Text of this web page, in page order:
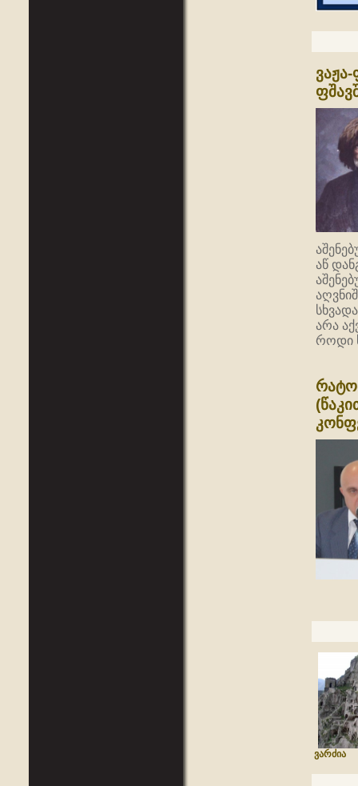
აწ
არა
როდი
ვარძია